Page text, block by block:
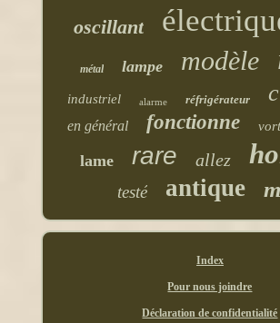
oscillant
métal lampe modèle
industriel alarme réfrigérateur
en général fonctionne
lame rare allez
testé antique
Index
Pour nous joindre
Déclaration de confidentialité